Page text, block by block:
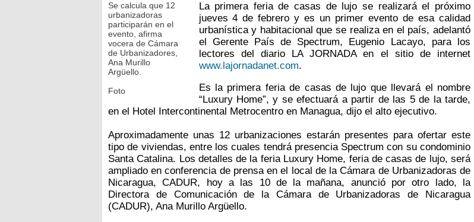
Se calcula que 12
urbanizadoras
participarán en el
evento, afirma
vocera de Cámara
de Urbanizadores,
Ana Murillo
Argüello.
Foto
La primera feria de casas de lujo se realizará el próximo
jueves 4 de febrero y es un primer evento de esa calidad
urbanística y habitacional que se realiza en el país, adelantó
el Gerente País de Spectrum, Eugenio Lacayo, para los
lectores del diario LA JORNADA en el sitio de internet
www.lajornadanet.com.
Es la primera feria de casas de lujo que llevará el nombre
“Luxury Home”, y se efectuará a partir de las 5 de la tarde,
en el Hotel Intercontinental Metrocentro en Managua, dijo el alto ejecutivo.
Aproximadamente unas 12 urbanizaciones estarán presentes para ofertar este
tipo de viviendas, entre los cuales tendrá presencia Spectrum con su condominio
Santa Catalina. Los detalles de la feria Luxury Home, feria de casas de lujo, será
ampliado en conferencia de prensa en el local de la Cámara de Urbanizadoras de
Nicaragua, CADUR, hoy a las 10 de la mañana, anunció por otro lado, la
Directora de Comunicación de la Cámara de Urbanizadoras de Nicaragua
(CADUR), Ana Murillo Argüello.